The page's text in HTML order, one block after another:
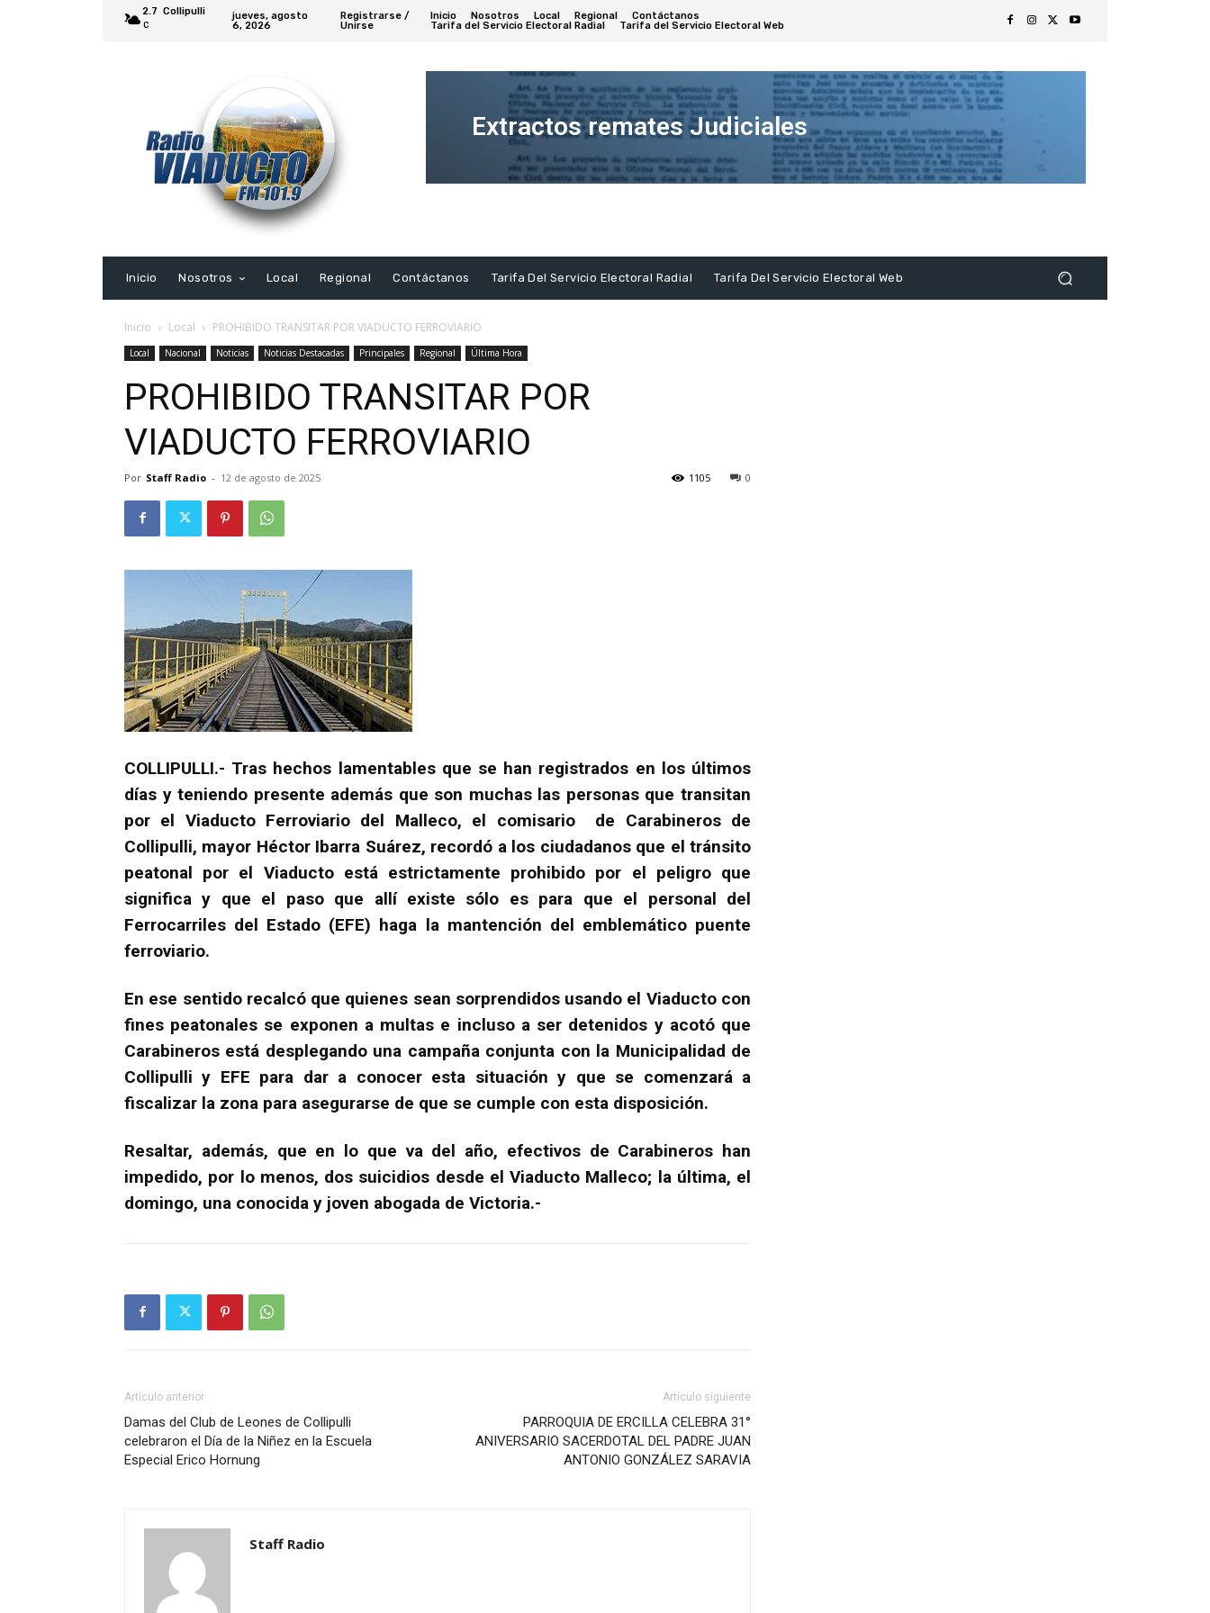
2.7
C
Collipulli
jueves, agosto
6, 2026
Registrarse /
Unirse
Inicio Nosotros Local Regional
Contáctanos
Tarifa del Servicio Electoral Radial
Tarifa del Servicio Electoral Web
Extractos remates Judiciales
Extracto
Inicio
Nosotros Local Regional Contáctanos Tarifa Del Servicio Electoral Radial Tarifa Del Servicio Electoral Web
Inicio Local PROHIBIDO TRANSITAR POR VIADUCTO FERROVIARIO
Local Nacional Noticias Noticias Destacadas Principales Regional Última Hora
PROHIBIDO TRANSITAR POR
VIADUCTO FERROVIARIO
Por Staff Radio - 12 de agosto de 2025 0
1105
COLLIPULLI.- Tras hechos lamentables que se han registrados en los últimos
días y teniendo presente además que son muchas las personas que transitan
por el Viaducto Ferroviario del Malleco, el comisario de Carabineros de
Collipulli, mayor Héctor Ibarra Suárez, recordó a los ciudadanos que el tránsito
peatonal por el Viaducto está estrictamente prohibido por el peligro que
significa y que el paso que allí existe sólo es para que el personal del
Ferrocarriles del Estado (EFE) haga la mantención del emblemático puente
ferroviario.
En ese sentido recalcó que quienes sean sorprendidos usando el Viaducto con
fines peatonales se exponen a multas e incluso a ser detenidos y acotó que
Carabineros está desplegando una campaña conjunta con la Municipalidad de
Collipulli y EFE para dar a conocer esta situación y que se comenzará a
fiscalizar la zona para asegurarse de que se cumple con esta disposición.
Resaltar, además, que en lo que va del año, efectivos de Carabineros han
impedido, por lo menos, dos suicidios desde el Viaducto Malleco; la última, el
domingo, una conocida y joven abogada de Victoria.-
Artículo anterior
Damas del Club de Leones de Collipulli
celebraron el Día de la Niñez en la Escuela
Especial Erico Hornung
Artículo siguiente
PARROQUIA DE ERCILLA CELEBRA 31°
ANIVERSARIO SACERDOTAL DEL PADRE JUAN
ANTONIO GONZÁLEZ SARAVIA
Staff Radio